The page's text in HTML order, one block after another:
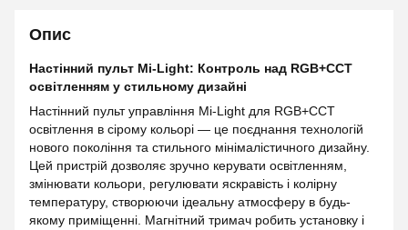
Опис
Настінний пульт Mi-Light: Контроль над RGB+CCT
освітленням у стильному дизайні
Настінний пульт управління Mi-Light для RGB+CCT
освітлення в сірому кольорі — це поєднання технологій
нового покоління та стильного мінімалістичного дизайну.
Цей пристрій дозволяє зручно керувати освітленням,
змінювати кольори, регулювати яскравість і колірну
температуру, створюючи ідеальну атмосферу в будь-
якому приміщенні. Магнітний тримач робить установку і